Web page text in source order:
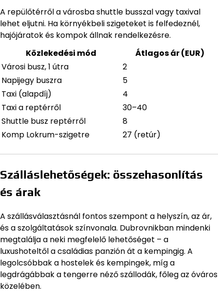
A repülőtérről a városba shuttle busszal vagy taxival
lehet eljutni. Ha környékbeli szigeteket is felfedeznél,
hajójáratok és kompok állnak rendelkezésre.
Közlekedési mód
Átlagos ár (EUR)
Városi busz, 1 útra
2
Napijegy buszra
5
Taxi (alapdíj)
4
Taxi a reptérről
30–40
Shuttle busz reptérről
8
Komp Lokrum-szigetre
27 (retúr)
Szálláslehetőségek: összehasonlítás
és árak
A szállásválasztásnál fontos szempont a helyszín, az ár,
és a szolgáltatások színvonala. Dubrovnikban mindenki
megtalálja a neki megfelelő lehetőséget – a
luxushoteltől a családias panzión át a kempingig. A
legolcsóbbak a hostelek és kempingek, míg a
legdrágábbak a tengerre néző szállodák, főleg az óváros
közelében.